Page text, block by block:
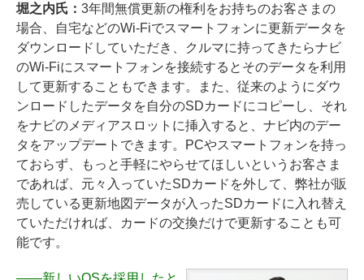
堀之内氏： 3年間無償更新の権利をお持ちのお客さまの
場合、自宅などのWi-Fiでスマートフォンに更新データを
ダウンロードしていただき、クルマに持ってきたらナビ
のWi-Fiにスマートフォンを接続するとそのデータを利用
して更新することもできます。また、従来のようにダウ
ンロードしたデータを自分のSDカードにコピーし、それ
をナビのメディアスロットに挿入すると、ナビ内のデー
タをアップデートできます。PCやスマートフォンを持っ
ておらず、もっと手軽にやらせてほしいというお客さま
であれば、元々入っていたSDカードを外して、弊社が販
売している更新地図データが入ったSDカードに入れ替え
ていただければ、カードの交換だけで更新することも可
能です。